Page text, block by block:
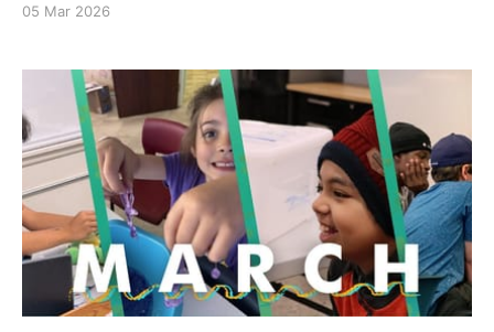
camps de relâche. Chaque expérience transforme la
qui dureront bien au-delà de la salle de classe...
05 Mar 2026